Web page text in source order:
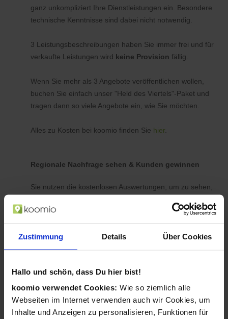
Zustimmung Details Über Cookies
Hallo und schön, dass Du hier bist!
koomio verwendet Cookies: Wie so ziemlich alle
Webseiten im Internet verwenden auch wir Cookies, um
Inhalte und Anzeigen zu personalisieren, Funktionen für
ganz unkompliziert Ihre Dienstleistungen ein. Besondere
technische Kenntnisse sind dabei nicht notwendig.
3 Leistungsbeschreibungen haben Sie immer frei und für
verkaufte Leistungen wird keine Provision fällig.
Wenn Sie mehr als 3 Angebote veröffentlichen wollen,
buchen Sie einfach unser "Held des Viertels"-Paket und
tragen dann so viele Angebote ein, wie Sie möchten.
Alles zu Kosten bei koomio finden Sie hier
Regionale Nachfrage sehen & Kunden gewinnen
Sie nutzen die kostenlosen Auswertungen, um zu sehen,
Haarschnitt oder eine TÜV-Abnahme zu einem
haben, tragen Sie für diesen Zeitraum ein
entsprechendes Angebot ein.